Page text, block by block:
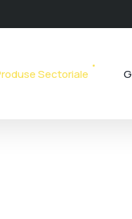
Sectoriale